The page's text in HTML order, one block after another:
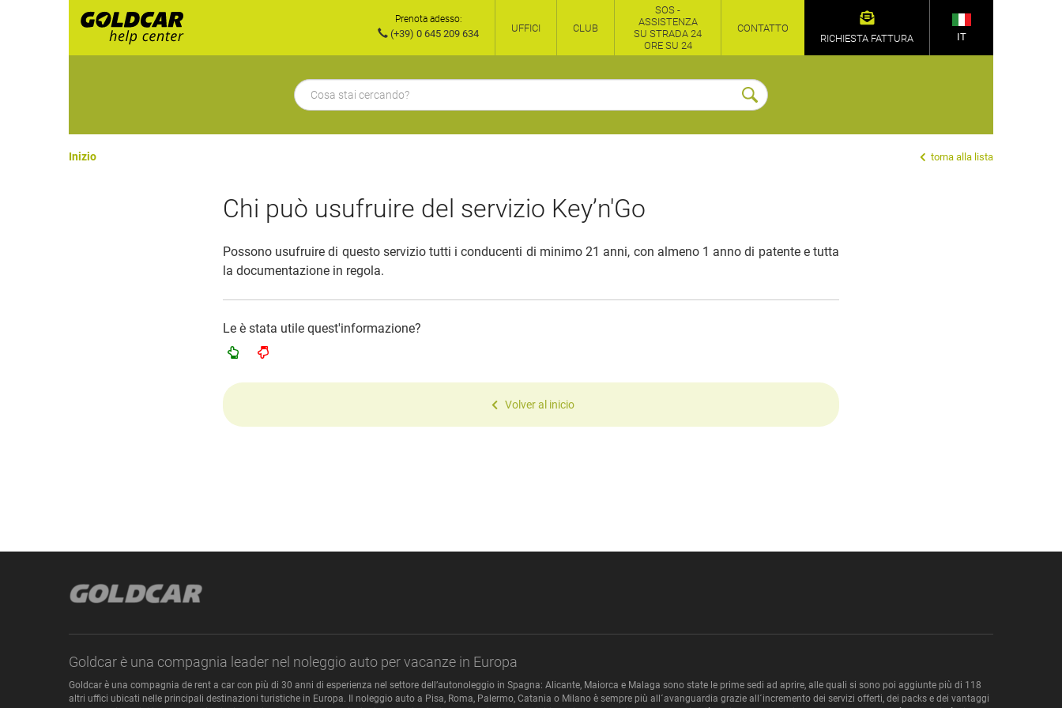
Prenota adesso:
(+39) 0 645 209 634 UFFICI CLUB
SOS -
ASSISTENZA
SU STRADA 24
ORE SU 24
CONTATTO
RICHIESTA FATTURA
IT
Inizio torna alla lista
Chi può usufruire del servizio Key’n'Go
Possono usufruire di questo servizio tutti i conducenti di minimo 21 anni, con almeno 1 anno di patente e tutta
la documentazione in regola.
Le è stata utile quest'informazione?
Volver al inicio
Goldcar è una compagnia leader nel noleggio auto per vacanze in Europa
Goldcar è una compagnia de rent a car con più di 30 anni di esperienza nel settore dell’autonoleggio in Spagna: Alicante, Maiorca e Malaga sono state le prime sedi ad aprire, alle quali si sono poi aggiunte più di 118
altri uffici ubicati nelle principali destinazioni turistiche in Europa. Il noleggio auto a Pisa, Roma, Palermo, Catania o Milano è sempre più all´avanguardia grazie all´incremento dei servizi offerti, dei packs e dei vantaggi